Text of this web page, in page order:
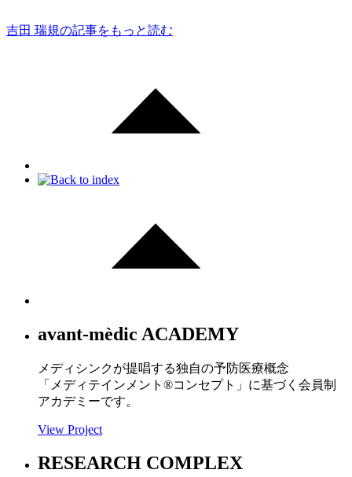
吉田 瑞規の記事をもっと読む
avant-mèdic ACADEMY
メディシンクが提唱する独自の予防医療概念
「メディテインメント ®コンセプト」に基づく会員制
アカデミーです。
View Project
RESEARCH COMPLEX